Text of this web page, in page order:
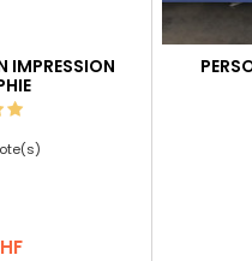
IMPRESSION